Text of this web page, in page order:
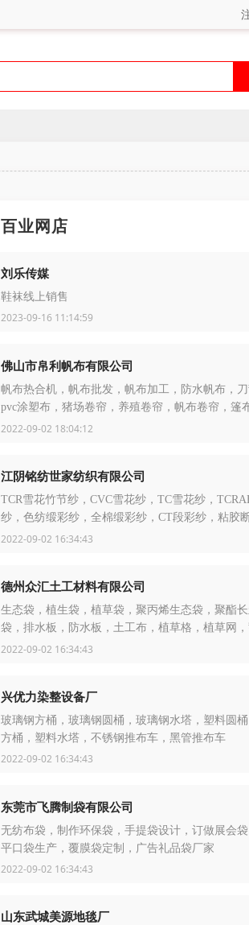
百业网店
刘乐传媒
鞋袜线上销售
2023-09-16 11:14:59
佛山市帛利帆布有限公司
帆布热合机，帆布批发，帆布加工，防水帆布，
pvc涂塑布，猪场卷帘，养殖卷帘，帆布卷帘，篷
发，篷布加工
2022-09-02 18:04:12
江阴铭纺世家纺织有限公司
TCR雪花竹节纱，CVC雪花纱，TC雪花纱，
纱，色纺缎彩纱，全棉缎彩纱，CT段彩纱，粘胶
纱，金银丝混纺纱，全棉彩点子纱，大肚纱
2022-09-02 16:34:43
德州众汇土工材料有限公司
生态袋，植生袋，植草袋，聚丙烯生态袋，聚酯
袋，排水板，防水板，土工布，植草格，植草网
板
2022-09-02 16:34:43
兴优力染整设备厂
玻璃钢方桶，玻璃钢圆桶，玻璃钢水塔，塑料圆
方桶，塑料水塔，不锈钢推布车，黑管推布车
2022-09-02 16:34:43
东莞市飞腾制袋有限公司
无纺布袋，制作环保袋，手提袋设计，订做展会
平口袋生产，覆膜袋定制，广告礼品袋厂家
2022-09-02 16:34:43
山东武城美源地毯厂